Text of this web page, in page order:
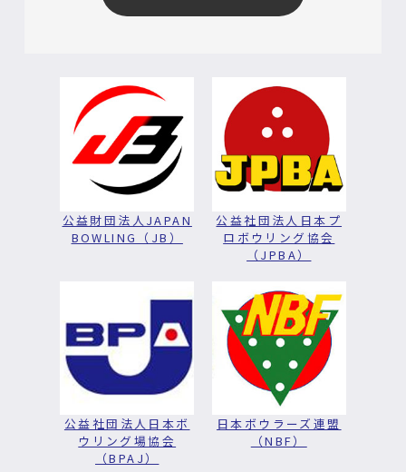
公益財団法人JAPAN
BOWLING（JB）
公益社団法人日本プ
ロボウリング協会
（JPBA）
公益社団法人日本ボ
ウリング場協会
（BPAJ）
日本ボウラーズ連盟
（NBF）